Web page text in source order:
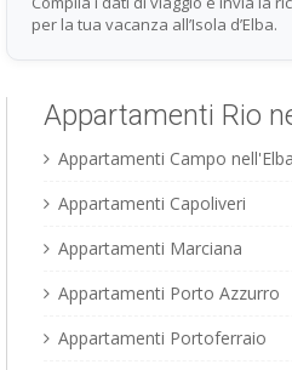
per la tua vacanza all’Isola d’Elba.
Appartamenti Rio
Appartamenti Campo nell'Elba
Appartamenti Capoliveri
Appartamenti Marciana
Appartamenti Porto Azzurro
Appartamenti Portoferraio